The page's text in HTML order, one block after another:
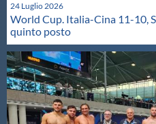
24 Luglio 2026
World Cup. Italia-Cina 11-10,
quinto posto